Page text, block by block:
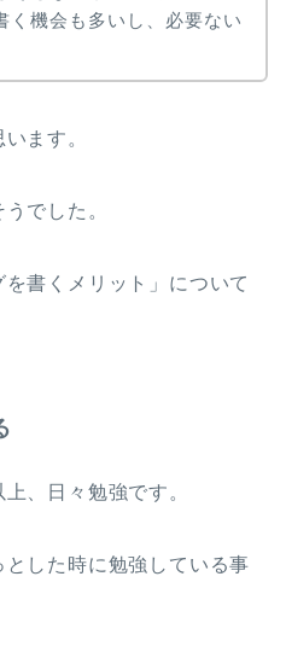
く機会も多いし、必要ない
ます。
でした。
書くメリット」について
、日々勉強です。
した時に勉強している事